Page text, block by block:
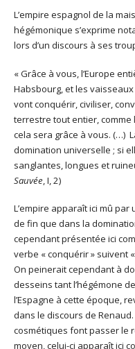
L’empire espagnol de la
hégémonique s’exprime
lors d’un discours à ses
« Grâce à vous, l’Europe
Habsbourg, et les
vont conquérir, civiliser,
terrestre tout entier, comme
cela sera grâce à vous. (…)
domination universelle ; si
sanglantes, longues et
Sauvée, I, 2)
L’empire apparaît ici mû par
de fin que dans la
cependant présentée ici
verbe « conquérir » suivent
On peinerait cependant à
desseins tant l’hégémone
l’Espagne à cette époque,
dans le discours de
cosmétiques font passer le
moyen, celui-ci apparaît ici